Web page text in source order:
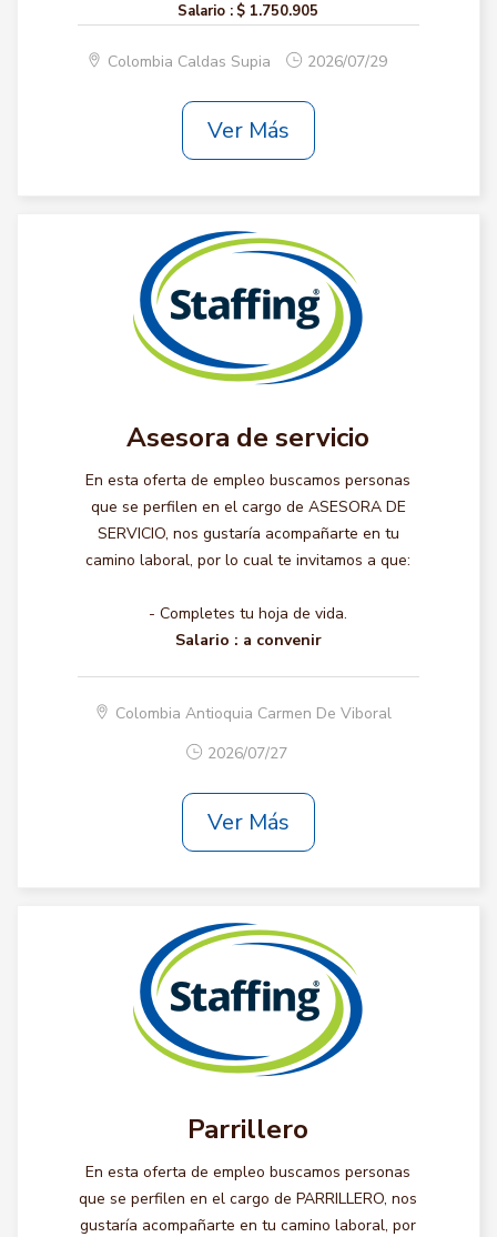
Salario : $ 1.750.905
Colombia Caldas Supia 2026/07/29
Ver Más
Asesora de servicio
En esta oferta de empleo buscamos personas
que se perfilen en el cargo de ASESORA DE
SERVICIO, nos gustaría acompañarte en tu
camino laboral, por lo cual te invitamos a que:
- Completes tu hoja de vida.
Salario : a convenir
Colombia Antioquia Carmen De Viboral
2026/07/27
Ver Más
Parrillero
En esta oferta de empleo buscamos personas
que se perfilen en el cargo de PARRILLERO, nos
gustaría acompañarte en tu camino laboral, por